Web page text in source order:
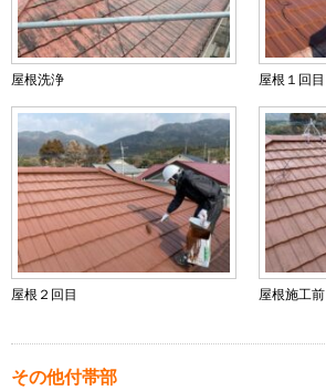
屋根洗浄 屋根１回目
屋根２回目 屋根施工前
その他付帯部